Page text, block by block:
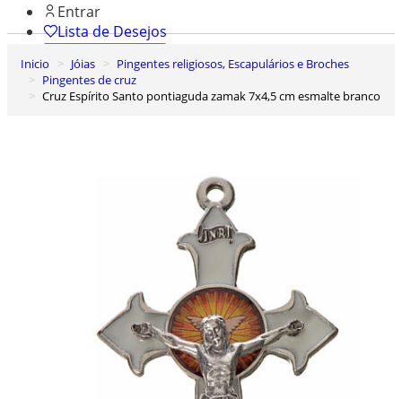
Entrar
Lista de Desejos
0
Carrinho de Compras
Inicio Jóias
Pingentes religiosos, Escapulários e Broches
Pingentes de cruz
Cruz Espírito Santo pontiaguda zamak 7x4,5 cm esmalte branco